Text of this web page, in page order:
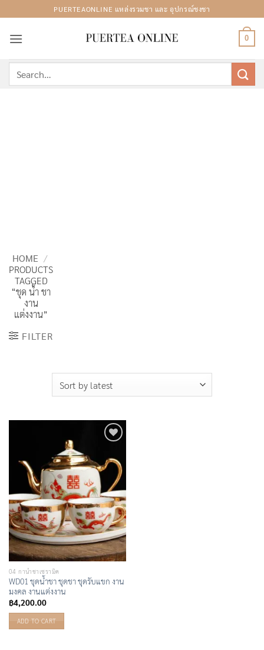
to
content
PUERTEAONLINE แหล่งรวมชา และ อุปกรณ์ชงชา
0
for:
HOME /
PRODUCTS
TAGGED
“ชุด น้ำ ชา
งาน
แต่งงาน”
FILTER
Wishlist
04 กาน้ำชาเซรามิค
WD01 ชุดน้ำชา ชุดชา ชุดรับแขก งาน
มงคล งานแต่งงาน
฿4,200.00
ADD TO CART